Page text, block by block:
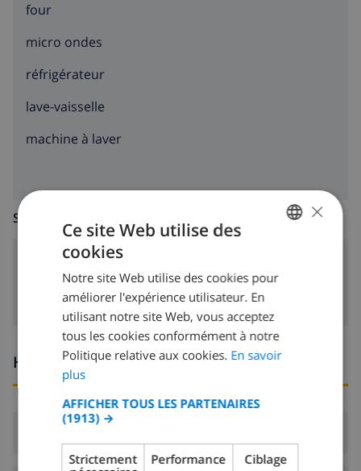
four
micro ondes
réfrigérateur
lave-vaisselle
machine à laver
SALLE DE SÉJOUR
poêle (bois)
Heures d'arrivée et de départ
DUTCH
SPANISH
GERMAN
DANISH
×
Ce site Web utilise des
cookies
Notre site Web utilise des cookies pour
améliorer l'expérience utilisateur. En
utilisant notre site Web, vous acceptez
tous les cookies conformément à notre
Politique relative aux cookies. En savoir
plus
AFFICHER TOUS LES PARTENAIRES
(1913) →
Strictement
Performance Ciblage